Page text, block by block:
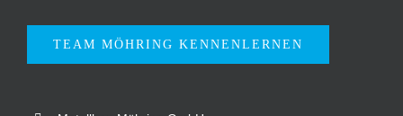
TEAM MÖHRING KENNENLERNEN